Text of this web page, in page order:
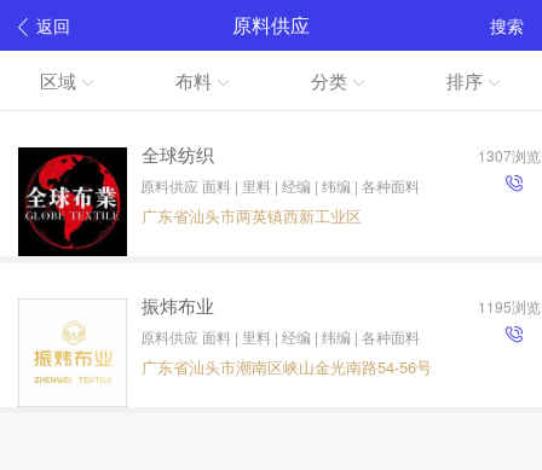
返回 搜索
原料供应
区域 布料 分类 排序
全球纺织
1307浏览
原料供应 面料 | 里料 | 经编 | 纬编 | 各种面料
广东省汕头市两英镇西新工业区
振炜布业
1195浏览
原料供应 面料 | 里料 | 经编 | 纬编 | 各种面料
广东省汕头市潮南区峡山金光南路54-56号